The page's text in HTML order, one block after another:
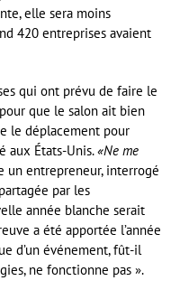
elle sera moins
420 entreprises avaient
qui ont prévu de faire le
que le salon ait bien
le déplacement pour
aux États-Unis.«Ne me
un entrepreneur, interrogé
par les
année blanche serait
a été apportée l’année
d’un événement, fût-il
ne fonctionne pas ».